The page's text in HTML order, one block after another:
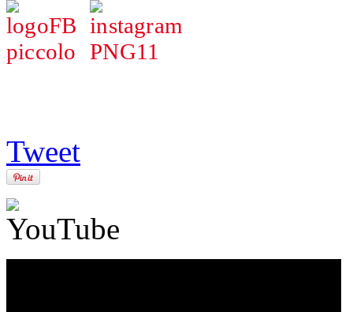
Tweet